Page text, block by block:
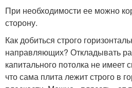
При необходимости ее можно
сторону.
Как добиться строго
направляющих? Откладывать
капитального потолка не имеет
что сама плита лежит строго в